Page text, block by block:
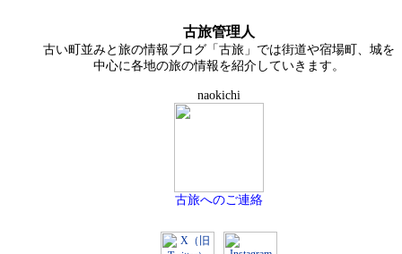
古旅管理人
古い町並みと旅の情報ブログ「古旅」では街道や宿場町、城を
中心に各地の旅の情報を紹介していきます。
naokichi
古旅へのご連絡